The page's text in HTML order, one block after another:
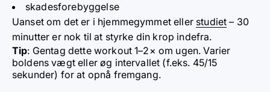
skadesforebyggelse
Uanset om det er i hjemmegymmet eller studiet – 30
minutter er nok til at styrke din krop indefra.
Tip: Gentag dette workout 1–2× om ugen. Varier
boldens vægt eller øg intervallet (f.eks. 45/15
sekunder) for at opnå fremgang.